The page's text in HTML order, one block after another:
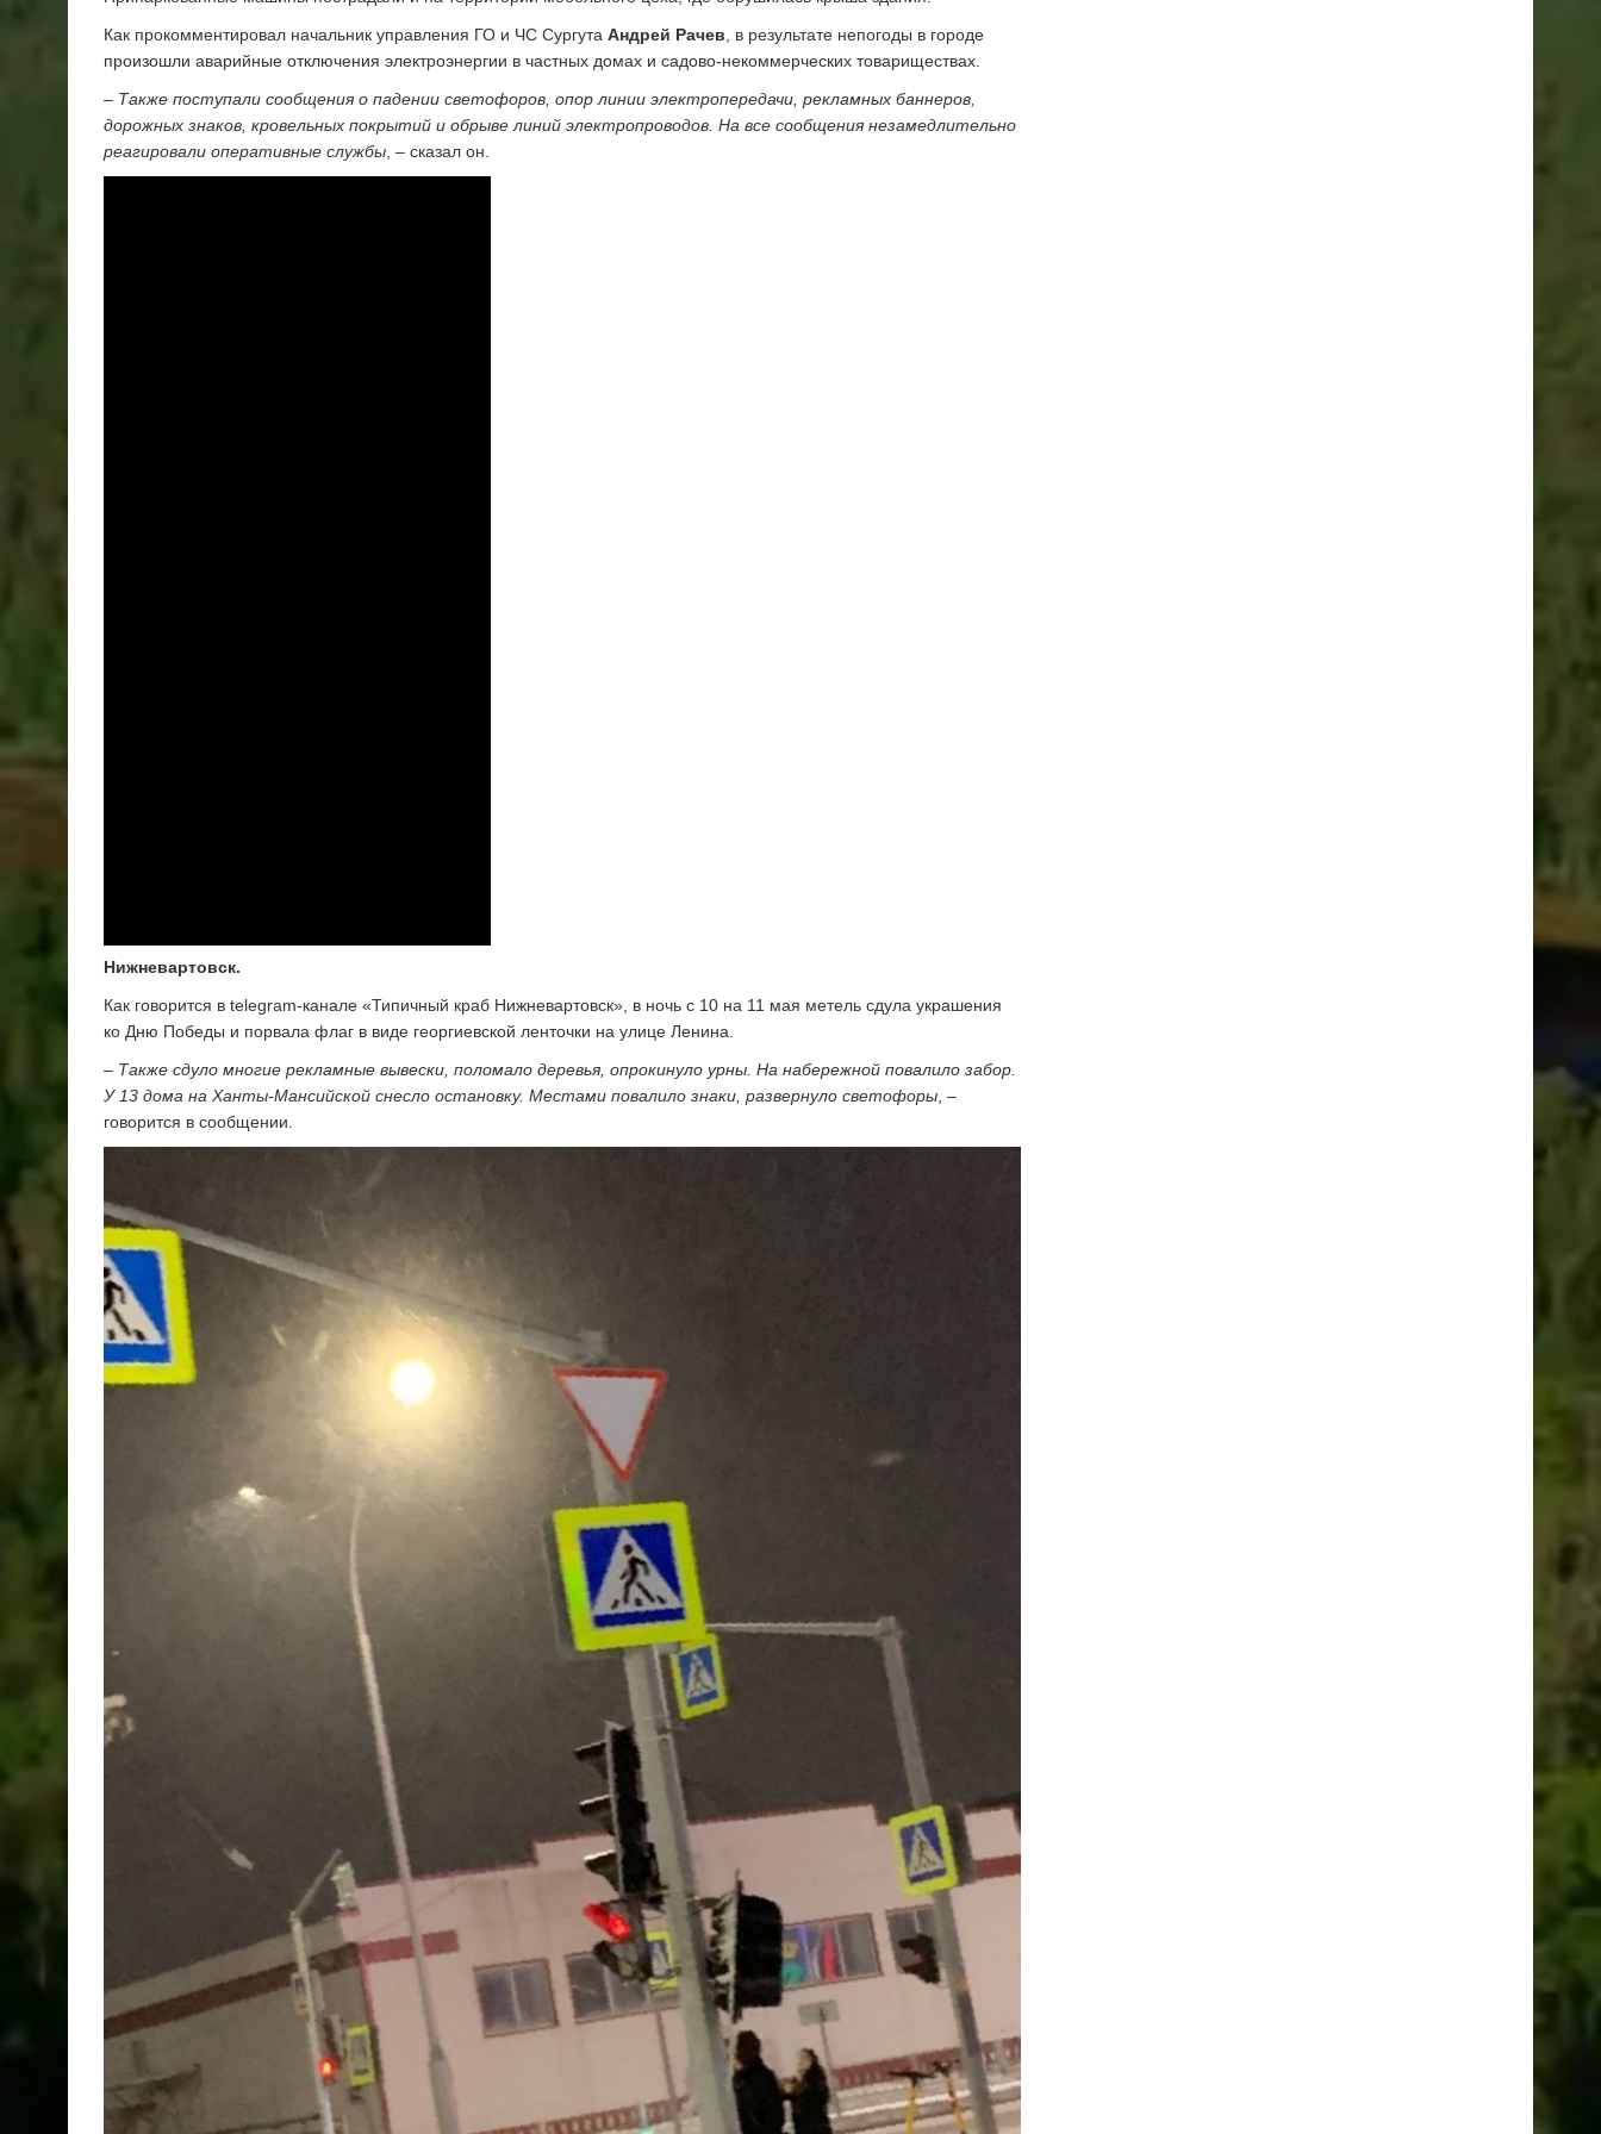
Как прокомментировал начальник управления ГО и ЧС Сургута Андрей Рачев , в результате непогоды в городе
произошли аварийные отключения электроэнергии в частных домах и садово-некоммерческих товариществах.
– Также поступали сообщения о падении светофоров, опор линии электропередачи, рекламных баннеров,
дорожных знаков, кровельных покрытий и обрыве линий электропроводов. На все сообщения незамедлительно
реагировали оперативные службы , – сказал он.
Нижневартовск.
Как говорится в telegram-канале «Типичный краб Нижневартовск», в ночь с 10 на 11 мая метель сдула украшения
ко Дню Победы и порвала флаг в виде георгиевской ленточки на улице Ленина.
– Также сдуло многие рекламные вывески, поломало деревья, опрокинуло урны. На набережной повалило забор.
У 13 дома на Ханты-Мансийской снесло остановку. Местами повалило знаки, развернуло светофоры , –
говорится в сообщении.